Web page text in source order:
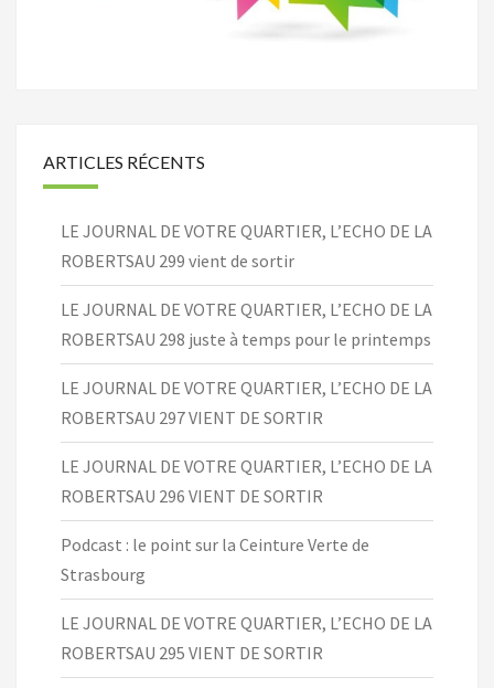
ARTICLES RÉCENTS
LE JOURNAL DE VOTRE QUARTIER, L’ECHO DE LA
ROBERTSAU 299 vient de sortir
LE JOURNAL DE VOTRE QUARTIER, L’ECHO DE LA
ROBERTSAU 298 juste à temps pour le printemps
LE JOURNAL DE VOTRE QUARTIER, L’ECHO DE LA
ROBERTSAU 297 VIENT DE SORTIR
LE JOURNAL DE VOTRE QUARTIER, L’ECHO DE LA
ROBERTSAU 296 VIENT DE SORTIR
Podcast : le point sur la Ceinture Verte de
Strasbourg
LE JOURNAL DE VOTRE QUARTIER, L’ECHO DE LA
ROBERTSAU 295 VIENT DE SORTIR